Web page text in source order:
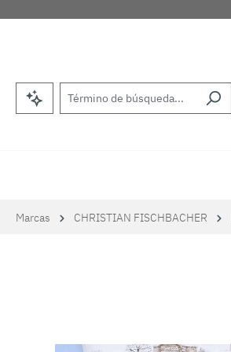
al contenido principal
Saltar a la búsqueda
Saltar a la navegación principal
Marcas CHRISTIAN FISCHBACHER